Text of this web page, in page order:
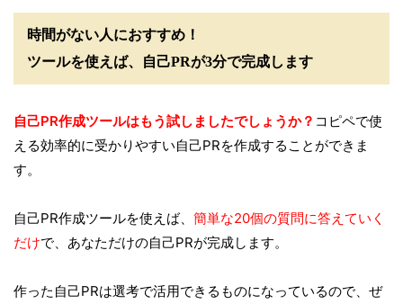
時間がない人におすすめ！
ツールを使えば、自己PRが3分で完成します
自己PR作成ツールはもう試しましたでしょうか？ コピペで使
える効率的に受かりやすい自己PRを作成することができま
す。
自己PR作成ツールを使えば、 簡単な20個の質問に答えていく
だけで、あなただけの自己PRが完成します。
作った自己PRは選考で活用できるものになっているので、ぜ